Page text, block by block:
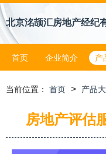
北京洺颉汇房地产经纪
首页 企业简介 产
当前位置： 首页 > 产品
房地产评估